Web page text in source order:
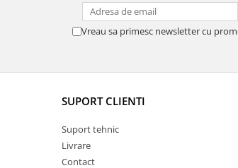
Vreau sa primesc newsletter cu
SUPORT CLIENTI
Suport tehnic
Livrare
Contact